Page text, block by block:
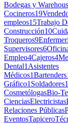
Bodegas y
Cocineros19
empleos15Trabajo
Construcción10
Troqueros9
Supervisores6
Empleo4Cajeros4
Dental1Asistentes
Médicos1Bartenders
Gráfico1Soldadores1
CosmetólogasBio-
CienciasElectricistas
Relaciones Públicas
EventosTapicero